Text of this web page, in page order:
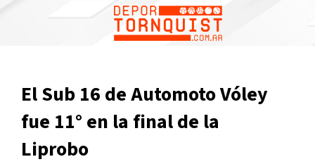
El Sub 16 de Automoto Vóley
fue 11° en la final de la
Liprobo